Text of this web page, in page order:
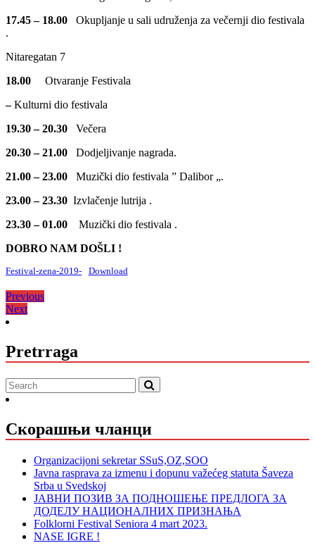
17.45 – 18.00 Okupljanje u sali udruženja za večernji dio festivala
.
Nitaregatan 7
18.00 Otvaranje Festivala
–Kulturni dio festivala
19.30 – 20.30 Večera
20.30 – 21.00 Dodjeljivanje nagrada.
21.00 – 23.00 Muzički dio festivala ” Dalibor „.
23.00 – 23.30 Izvlačenje lutrija .
23.30 – 01.00 Muzički dio festivala .
DOBRO NAM DOŠLI !
Festival-zena-2019- Download
Кретање
чланка
PreviousPrevious
NextNext
Pretrraga
Скорашњи чланци
Organizacijoni sekretar SSuS,OZ,SOO
Javna rasprava za izmenu i dopunu važećeg statuta Šaveza
Srba u Svedskoj
ЈАВНИ ПОЗИВ ЗА ПОДНОШЕЊЕ ПРЕДЛОГА ЗА
ДОДЕЛУ НАЦИОНАЛНИХ ПРИЗНАЊА
Folklorni Festival Seniora 4 mart 2023.
NASE IGRE !